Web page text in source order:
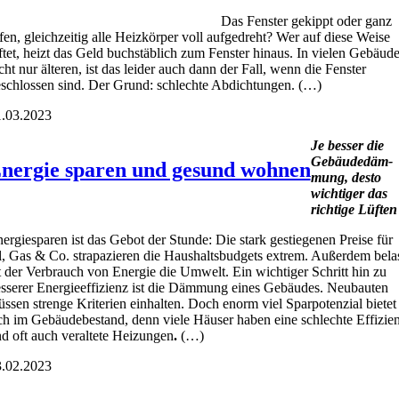
Das Fens­ter gekippt oder ganz
gleich­zei­tig alle Heiz­kör­per voll auf­ge­dreht? Wer auf die­se Wei­se
heizt das Geld buch­stäb­lich zum Fens­ter hin­aus. In vie­len
nur älte­ren, ist das lei­der auch dann der Fall, wenn die Fens­ter
sind. Der Grund: schlech­te Abdich­tun­gen. (…)
sparen und gesund wohnen
Je bes­ser die
Gebäu­de­däm­
mung, des­to
wich­ti­ger das
rich­ti­ge Lüf­ten
ist das Gebot der Stun­de: Die stark gestie­ge­nen Prei­se für
Gas & Co. stra­pa­zie­ren die Haus­halts­bud­gets extrem. Außer­dem
der Ver­brauch von Ener­gie die Umwelt. Ein wich­ti­ger Schritt hin zu
Ener­gie­ef­fi­zi­enz ist die Däm­mung eines Gebäu­des. Neu­bau­ten
stren­ge Kri­te­ri­en ein­hal­ten. Doch enorm viel Spar­po­ten­zi­al bie­tet
im Gebäu­de­be­stand, denn vie­le Häu­ser haben eine schlech­te
oft auch ver­al­te­te Hei­zun­gen.(…)